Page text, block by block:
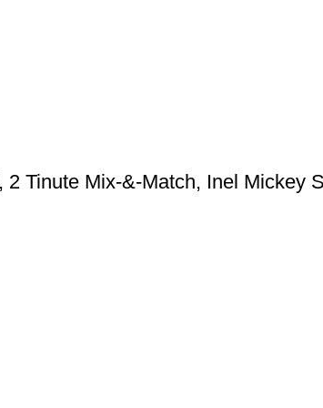
Tinute Mix-&-Match, Inel Mickey